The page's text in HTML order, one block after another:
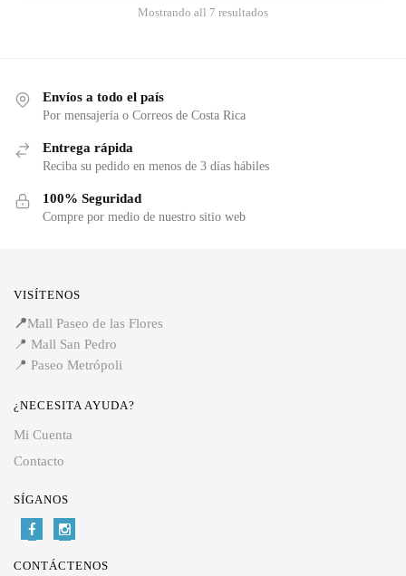
Mostrando all 7 resultados
Envíos a todo el país
Por mensajería o Correos de Costa Rica
Entrega rápida
Reciba su pedido en menos de 3 días hábiles
100% Seguridad
Compre por medio de nuestro sitio web
VISÍTENOS
📍Mall Paseo de las Flores
📍 Mall San Pedro
📍 Paseo Metrópoli
¿NECESITA AYUDA?
Mi Cuenta
Contacto
SÍGANOS
CONTÁCTENOS